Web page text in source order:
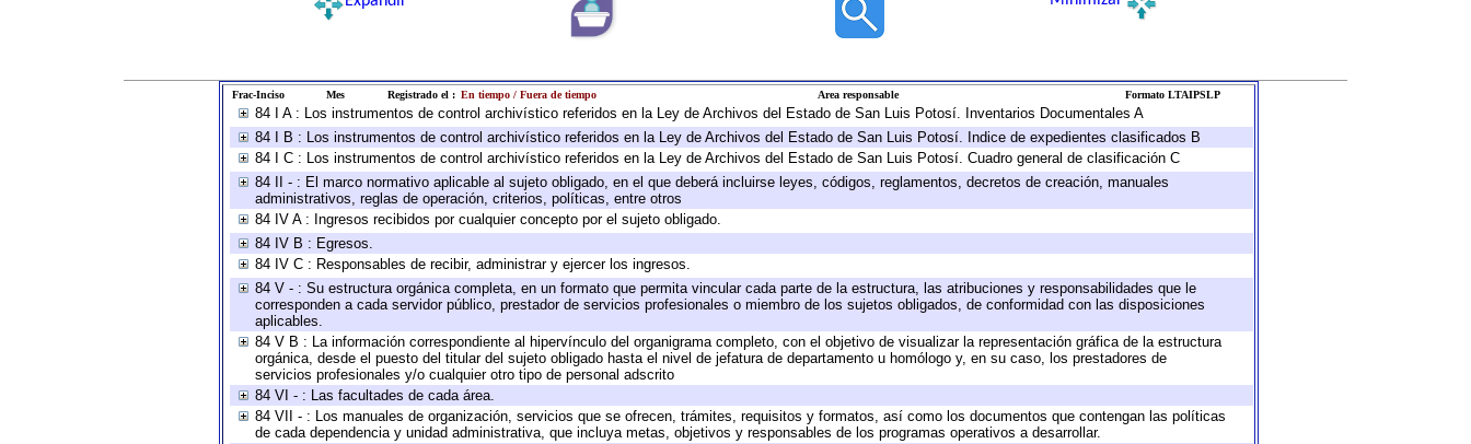
Frac-Inciso Mes Registrado el : En tiempo / Fuera de tiempo Area responsable Formato LTAIPSLP
84 I A : Los instrumentos de control archivístico referidos en la Ley de Archivos del Estado de San Luis Potosí. Inventarios Documentales A
84 I B : Los instrumentos de control archivístico referidos en la Ley de Archivos del Estado de San Luis Potosí. Indice de expedientes clasificados B
84 I C : Los instrumentos de control archivístico referidos en la Ley de Archivos del Estado de San Luis Potosí. Cuadro general de clasificación C
84 II - : El marco normativo aplicable al sujeto obligado, en el que deberá incluirse leyes, códigos, reglamentos, decretos de creación, manuales
administrativos, reglas de operación, criterios, políticas, entre otros
84 IV A : Ingresos recibidos por cualquier concepto por el sujeto obligado.
84 IV B : Egresos.
84 IV C : Responsables de recibir, administrar y ejercer los ingresos.
84 V - : Su estructura orgánica completa, en un formato que permita vincular cada parte de la estructura, las atribuciones y responsabilidades que le
corresponden a cada servidor público, prestador de servicios profesionales o miembro de los sujetos obligados, de conformidad con las disposiciones
aplicables.
84 V B : La información correspondiente al hipervínculo del organigrama completo, con el objetivo de visualizar la representación gráfica de la estructura
orgánica, desde el puesto del titular del sujeto obligado hasta el nivel de jefatura de departamento u homólogo y, en su caso, los prestadores de
servicios profesionales y/o cualquier otro tipo de personal adscrito
84 VI - : Las facultades de cada área.
84 VII - : Los manuales de organización, servicios que se ofrecen, trámites, requisitos y formatos, así como los documentos que contengan las políticas
de cada dependencia y unidad administrativa, que incluya metas, objetivos y responsables de los programas operativos a desarrollar.